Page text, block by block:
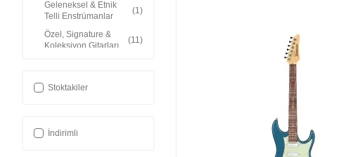
Geleneksel & Etnik
Telli Enstrümanlar
(1)
Özel, Signature &
Koleksiyon Gitarları
(11)
Gitar Efektleri &
Prosesörler
Stoktakiler
İndirimli